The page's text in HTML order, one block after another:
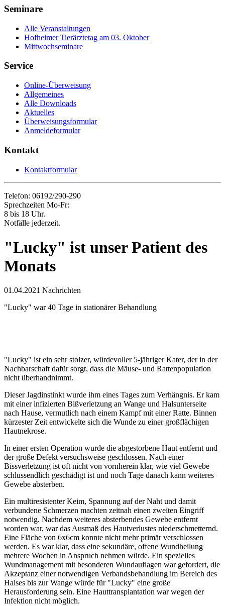
Seminare
Alle Veranstaltungen
Hofheimer Tierärztetag am 03. Oktober
Mittwochseminare
Service
Online-Überweisung
Allgemeines
Alle Downloads
Aktuelles
Überweisungsformular
Anmeldeformular
Kontakt
Kontaktformular
Telefon: 06192/290-290
Sprechzeiten Mo-Fr:
8 bis 18 Uhr.
Notfälle jederzeit.
"Lucky" ist unser Patient des
Monats
01.04.2021 Nachrichten
"Lucky" war 40 Tage in stationärer Behandlung
"Lucky" ist ein sehr stolzer, würdevoller 5-jähriger Kater, der in der
Nachbarschaft dafür sorgt, dass die Mäuse- und Rattenpopulation
nicht überhandnimmt.
Dieser Jagdinstinkt wurde ihm eines Tages zum Verhängnis. Er kam
mit einer infizierten Bißverletzung an Wange und Halsunterseite
nach Hause, vermutlich nach einem Kampf mit einer Ratte. Binnen
kürzester Zeit entwickelte sich die Wunde zu einer großflächigen
Hautnekrose.
In einer ersten Operation wurde die abgestorbene Haut entfernt und
der große Defekt versuchsweise geschlossen. Nach einer
Bissverletzung ist oft nicht von vornherein klar, wie viel Gewebe
schlussendlich geschädigt ist und noch Tage danach kann weiteres
Gewebe absterben.
Ein multiresistenter Keim, Spannung auf der Naht und damit
verbundene Schmerzen machten zeitnah einen zweiten Eingriff
notwendig. Nachdem weiteres absterbendes Gewebe entfernt
worden war, war das Ausmaß des Hautverlustes niederschmetternd.
Eine Fläche von 6x6cm konnte nicht mehr primär verschlossen
werden. Es war klar, dass eine sekundäre, offene Wundheilung
mehrere Wochen in Anspruch nehmen würde. Ein spezielles
Wundmanagement mit besonderen Wundauflagen war gefordert, die
Akzeptanz einer notwendigen Verbandsbehandlung im Bereich des
Halses bis zur Wange würde für "Lucky" eine große
Herausforderung sein. Eine Hauttransplantation war wegen der
Infektion nicht möglich.